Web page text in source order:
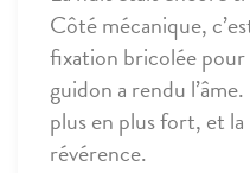
Côté mécanique,
fixation bricolée
guidon a rendu
plus en plus fort, et
révérence.